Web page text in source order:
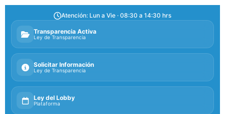
Atención: Lun a Vie · 08:30 a 14:30 hrs
Transparencia Activa
Ley de Transparencia
Solicitar Información
Ley de Transparencia
Ley del Lobby
Plataforma